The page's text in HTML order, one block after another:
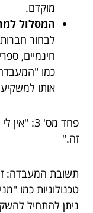
מוקדם.
המסלול
לבחור
חינמיים,
כמו
אותו
פחד מס'
זה."
תשובת המעבדה: